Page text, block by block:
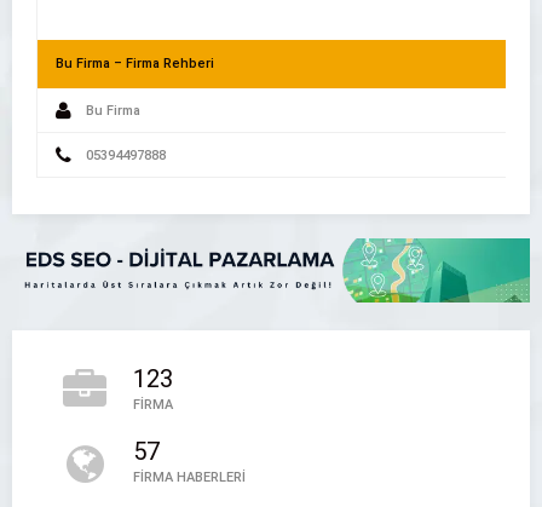
Bu Firma – Firma Rehberi
Bu Firma
05394497888
Etimesgut Kiralık Kepçe – Saatlik Kepçe
05394497888
123
FİRMA
57
FİRMA HABERLERİ